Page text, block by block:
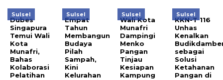
Sulsel
Dubes
Singapura
Temui Wali
Kota
Munafri,
Bahas
Kolaborasi
Pelatihan
Sulsel
Empat
Tahun
Membangun
Budaya
Pilah
Sampah,
Kini
Kelurahan
Sulsel
Wali Kota
Munafri
Dampingi
Menko
Pangan
Tinjau
Kesiapan
Kampung
Sulsel
KKN-T 116
Unhas
Kenalkan
sebagai
Solusi
Ketahanan
Pangan di